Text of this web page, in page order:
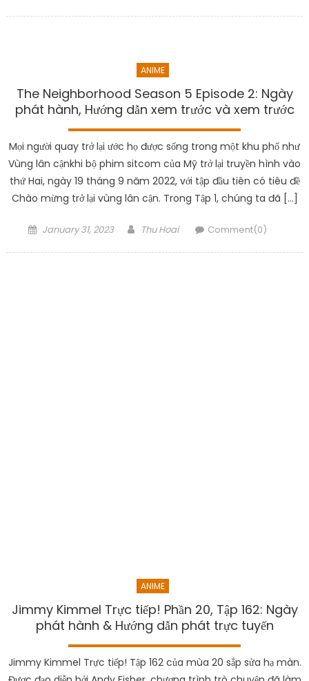
ANIME
The Neighborhood Season 5 Episode 2: Ngày
phát hành, Hướng dẫn xem trước và xem trước
Mọi người quay trở lại ước họ được sống trong một khu phố như
Vùng lân cậnkhi bộ phim sitcom của Mỹ trở lại truyền hình vào
thứ Hai, ngày 19 tháng 9 năm 2022, với tập đầu tiên có tiêu đề
Chào mừng trở lại vùng lân cận. Trong Tập 1, chúng ta đã […]
Posted
January 31, 2023 Author
Thu Hoai Comment(0)
ANIME
Jimmy Kimmel Trực tiếp! Phần 20, Tập 162: Ngày
phát hành & Hướng dẫn phát trực tuyến
Jimmy Kimmel Trực tiếp! Tập 162 của mùa 20 sắp sửa hạ màn.